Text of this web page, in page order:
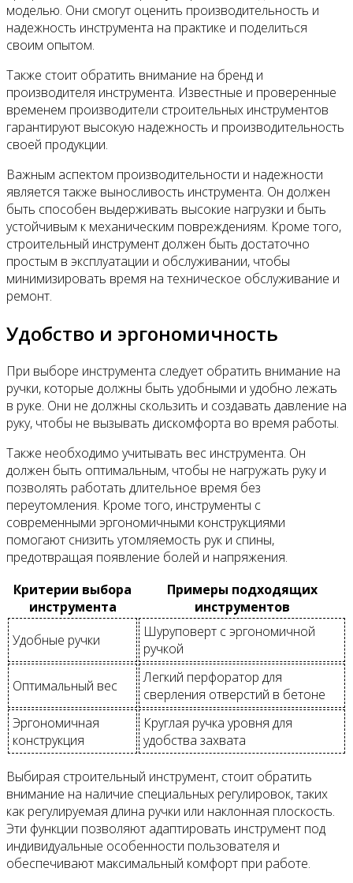
моделью. Они смогут оценить производительность и
надежность инструмента на практике и поделиться
своим опытом.
Также стоит обратить внимание на бренд и
производителя инструмента. Известные и проверенные
временем производители строительных инструментов
гарантируют высокую надежность и производительность
своей продукции.
Важным аспектом производительности и надежности
является также выносливость инструмента. Он должен
быть способен выдерживать высокие нагрузки и быть
устойчивым к механическим повреждениям. Кроме того,
строительный инструмент должен быть достаточно
простым в эксплуатации и обслуживании, чтобы
минимизировать время на техническое обслуживание и
ремонт.
Удобство и эргономичность
При выборе инструмента следует обратить внимание на
ручки, которые должны быть удобными и удобно лежать
в руке. Они не должны скользить и создавать давление на
руку, чтобы не вызывать дискомфорта во время работы.
Также необходимо учитывать вес инструмента. Он
должен быть оптимальным, чтобы не нагружать руку и
позволять работать длительное время без
переутомления. Кроме того, инструменты с
современными эргономичными конструкциями
помогают снизить утомляемость рук и спины,
предотвращая появление болей и напряжения.
Критерии выбора
инструмента
Примеры подходящих
инструментов
Удобные ручки
Шуруповерт с эргономичной
ручкой
Оптимальный вес
Легкий перфоратор для
сверления отверстий в бетоне
Эргономичная
конструкция
Круглая ручка уровня для
удобства захвата
Выбирая строительный инструмент, стоит обратить
внимание на наличие специальных регулировок, таких
как регулируемая длина ручки или наклонная плоскость.
Эти функции позволяют адаптировать инструмент под
индивидуальные особенности пользователя и
обеспечивают максимальный комфорт при работе.